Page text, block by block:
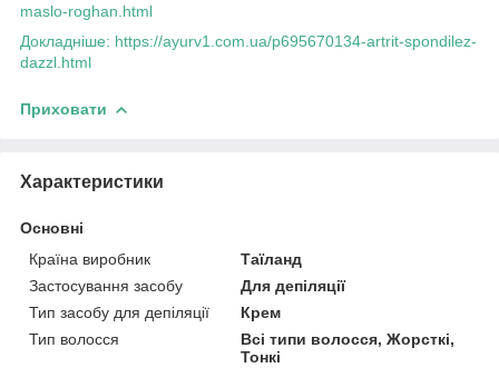
maslo-roghan.html
Докладніше: https://ayurv1.com.ua/p695670134-artrit-spondilez-
dazzl.html
Приховати
Характеристики
Основні
Країна виробник
Таїланд
Застосування засобу
Для депіляції
Тип засобу для депіляції
Крем
Тип волосся
Всі типи волосся, Жорсткі,
Тонкі